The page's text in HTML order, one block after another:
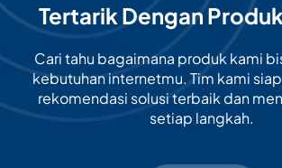
Tertarik Dengan
Cari tahu bagaimana produk kami
kebutuhan internetmu. Tim kami
rekomendasi solusi terbaik dan
setiap langkah.